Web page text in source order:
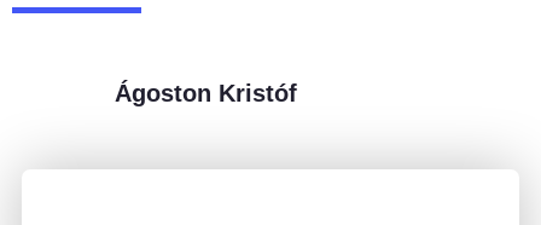
Ágoston Kristóf